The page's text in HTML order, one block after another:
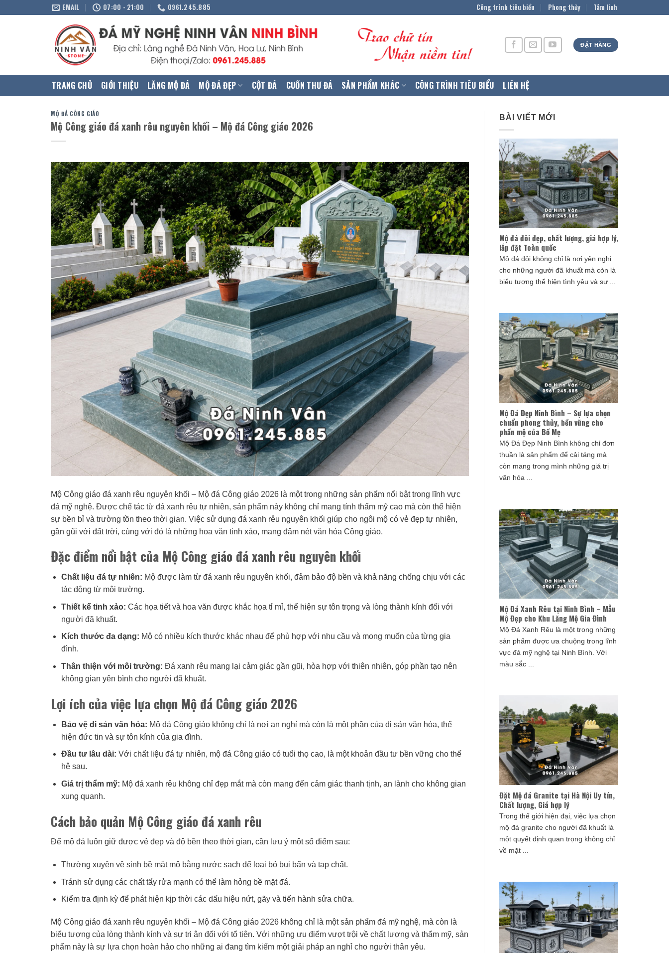
EMAIL 07:00 - 21:00 0961.245.885 Công trình tiêu biểu Phong thủy Tâm linh
ĐẶT HÀNG
TRANG CHỦ GIỚI THIỆU LĂNG MỘ ĐÁ MỘ ĐÁ ĐẸP CỘT ĐÁ CUỐN THƯ ĐÁ SẢN PHẨM KHÁC CÔNG TRÌNH TIÊU BIỂU LIÊN HỆ
MỘ ĐÁ CÔNG GIÁO
Mộ Công giáo đá xanh rêu nguyên khối – Mộ đá Công giáo 2026
Mộ Công giáo đá xanh rêu nguyên khối – Mộ đá Công giáo 2026 là một trong những sản phẩm nổi bật trong lĩnh vực
đá mỹ nghệ. Được chế tác từ đá xanh rêu tự nhiên, sản phẩm này không chỉ mang tính thẩm mỹ cao mà còn thể hiện
sự bền bỉ và trường tồn theo thời gian. Việc sử dụng đá xanh rêu nguyên khối giúp cho ngôi mộ có vẻ đẹp tự nhiên,
gần gũi với đất trời, cùng với đó là những hoa văn tinh xảo, mang đậm nét văn hóa Công giáo.
Đặc điểm nổi bật của Mộ Công giáo đá xanh rêu nguyên khối
Chất liệu đá tự nhiên: Mộ được làm từ đá xanh rêu nguyên khối, đảm bảo độ bền và khả năng chống chịu với các
tác động từ môi trường.
Thiết kế tinh xảo: Các họa tiết và hoa văn được khắc họa tỉ mỉ, thể hiện sự tôn trọng và lòng thành kính đối với
người đã khuất.
Kích thước đa dạng: Mộ có nhiều kích thước khác nhau để phù hợp với nhu cầu và mong muốn của từng gia
đình.
Thân thiện với môi trường: Đá xanh rêu mang lại cảm giác gần gũi, hòa hợp với thiên nhiên, góp phần tạo nên
không gian yên bình cho người đã khuất.
Lợi ích của việc lựa chọn Mộ đá Công giáo 2026
Bảo vệ di sản văn hóa: Mộ đá Công giáo không chỉ là nơi an nghỉ mà còn là một phần của di sản văn hóa, thể
hiện đức tin và sự tôn kính của gia đình.
Đầu tư lâu dài: Với chất liệu đá tự nhiên, mộ đá Công giáo có tuổi thọ cao, là một khoản đầu tư bền vững cho thế
hệ sau.
Giá trị thẩm mỹ: Mộ đá xanh rêu không chỉ đẹp mắt mà còn mang đến cảm giác thanh tịnh, an lành cho không gian
xung quanh.
Cách bảo quản Mộ Công giáo đá xanh rêu
Để mộ đá luôn giữ được vẻ đẹp và độ bền theo thời gian, cần lưu ý một số điểm sau:
Thường xuyên vệ sinh bề mặt mộ bằng nước sạch để loại bỏ bụi bẩn và tạp chất.
Tránh sử dụng các chất tẩy rửa mạnh có thể làm hỏng bề mặt đá.
Kiểm tra định kỳ để phát hiện kịp thời các dấu hiệu nứt, gãy và tiến hành sửa chữa.
Mộ Công giáo đá xanh rêu nguyên khối – Mộ đá Công giáo 2026 không chỉ là một sản phẩm đá mỹ nghệ, mà còn là
biểu tượng của lòng thành kính và sự tri ân đối với tổ tiên. Với những ưu điểm vượt trội về chất lượng và thẩm mỹ, sản
phẩm này là sự lựa chọn hoàn hảo cho những ai đang tìm kiếm một giải pháp an nghỉ cho người thân yêu.
BÀI VIẾT MỚI
Mộ đá đôi đẹp, chất lượng, giá hợp lý,
lắp đặt Toàn quốc
Mộ đá đôi không chỉ là nơi yên nghỉ
cho những người đã khuất mà còn là
biểu tượng thể hiện tình yêu và sự ...
Mộ Đá Đẹp Ninh Bình – Sự lựa chọn
chuẩn phong thủy, bền vững cho
phần mộ của Bố Mẹ
Mộ Đá Đẹp Ninh Bình không chỉ đơn
thuần là sản phẩm để cải táng mà
còn mang trong mình những giá trị
văn hóa ...
Mộ Đá Xanh Rêu tại Ninh Bình – Mẫu
Mộ Đẹp cho Khu Lăng Mộ Gia Đình
Mộ Đá Xanh Rêu là một trong những
sản phẩm được ưa chuộng trong lĩnh
vực đá mỹ nghệ tại Ninh Bình. Với
màu sắc ...
Đặt Mộ đá Granite tại Hà Nội Uy tín,
Chất lượng, Giá hợp lý
Trong thế giới hiện đại, việc lựa chọn
mộ đá granite cho người đã khuất là
một quyết định quan trọng không chỉ
về mặt ...